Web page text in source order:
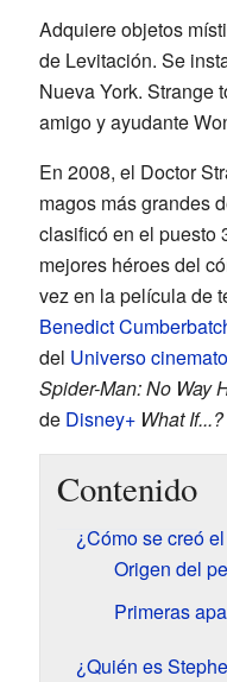
Adquiere objetos
de Levitación. Se
Nueva York. Strange
amigo y ayudante
En 2008, el Doctor
magos más grandes
clasificó en el puesto
mejores héroes del
vez en la película de
Benedict
del Universo
Spider-Man: No Way
de Disney+ What If...?
Contenido
¿Cómo se creó
Origen del
Primeras
¿Quién es